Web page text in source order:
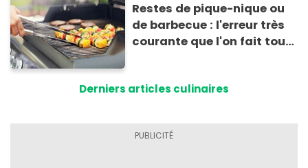
Restes de pique-nique ou
de barbecue : l'erreur très
courante que l'on fait tous
Derniers articles culinaires